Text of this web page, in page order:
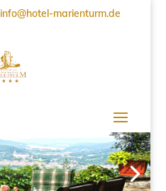
info@hotel-marienturm.de